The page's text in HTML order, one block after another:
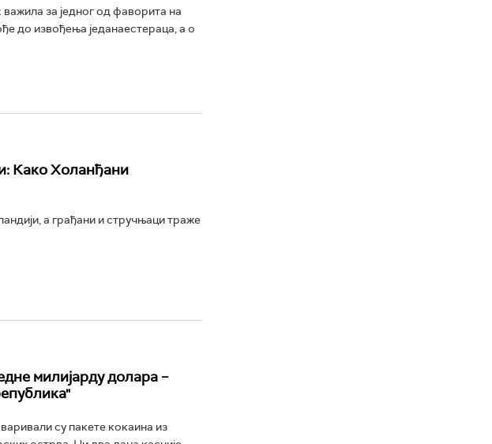
за једног од фаворита на
до извођења једанаестераца, а о
Како Холанђани
а грађани и стручњаци траже
милијарду долара –
су пакете кокаина из